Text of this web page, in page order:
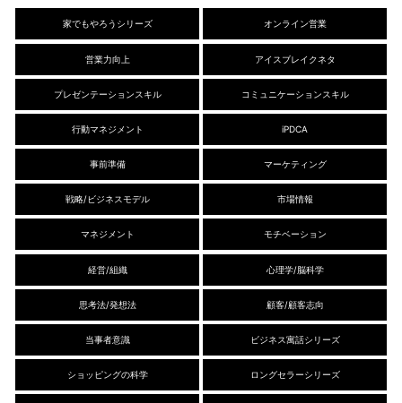
家でもやろうシリーズ オンライン営業
営業力向上 アイスブレイクネタ
プレゼンテーションスキル コミュニケーションスキル
行動マネジメント iPDCA
事前準備 マーケティング
戦略/ビジネスモデル 市場情報
マネジメント モチベーション
経営/組織 心理学/脳科学
思考法/発想法 顧客/顧客志向
当事者意識 ビジネス寓話シリーズ
ショッピングの科学 ロングセラーシリーズ